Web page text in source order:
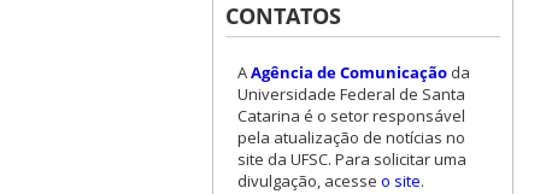
CONTATOS
AAgência de Comunicaçãoda
Universidade Federal de Santa
Catarina é o setor responsável
pela atualização de notícias no
site da UFSC. Para solicitar uma
divulgação, acesse o site.